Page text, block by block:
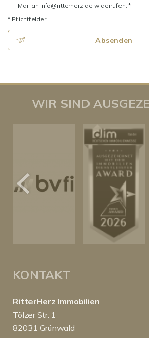
Mail an info@ritterherz.de widerrufen. *
* Pflichtfelder
Absenden
WIR SIND
KONTAKT
RitterHerz Immobilien
Tölzer Str. 1
82031 Grünwald